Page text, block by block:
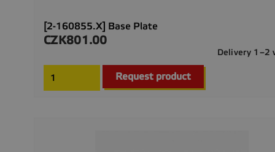
[2-160855.X] Base Plate
Price
CZK801.00
Delivery 1–2
Request product